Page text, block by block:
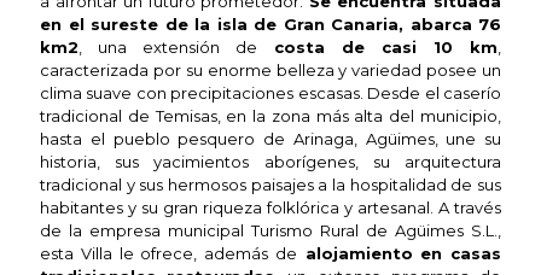
en el sureste de la isla de Gran Canaria, abarca 76
km2 , una extensión de costa de casi 10 km
caracterizada por su enorme belleza y variedad posee un
clima suave con precipitaciones escasas. Desde el caserío
tradicional de Temisas, en la zona más alta del municipio,
hasta el pueblo pesquero de Arinaga, Agüimes, une su
historia, sus yacimientos aborígenes, su arquitectura
tradicional y sus hermosos paisajes a la hospitalidad de sus
habitantes y su gran riqueza folklórica y artesanal. A través
de la empresa municipal Turismo Rural de Agüimes S.L.,
esta Villa le ofrece, además de alojamiento en casas